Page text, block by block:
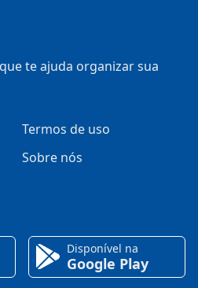
te ajuda organizar sua
Termos de uso
Sobre nós
Disponível na
Google Play